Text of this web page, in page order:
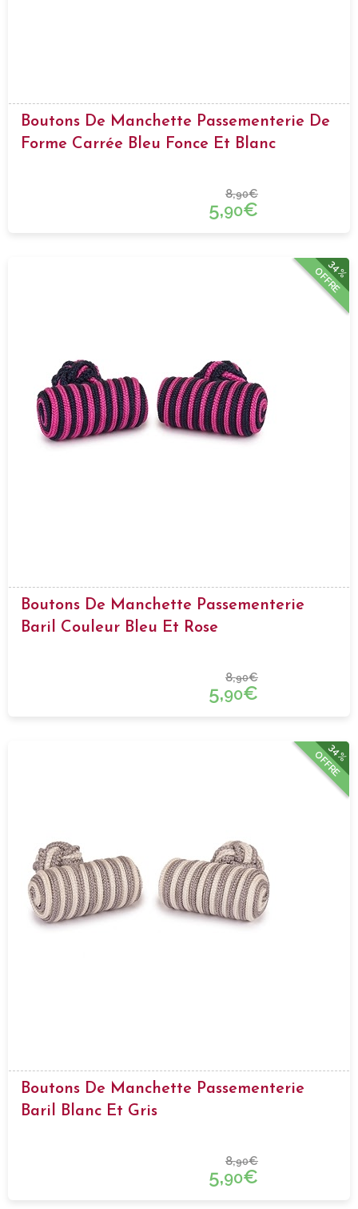
Boutons De Manchette Passementerie De
Forme Carrée Bleu Fonce Et Blanc
8,90€
5,90€
34%
OFFRE
Boutons De Manchette Passementerie
Baril Couleur Bleu Et Rose
8,90€
5,90€
34%
OFFRE
Boutons De Manchette Passementerie
Baril Blanc Et Gris
8,90€
5,90€